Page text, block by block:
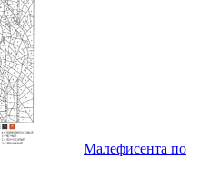
Малефисента по